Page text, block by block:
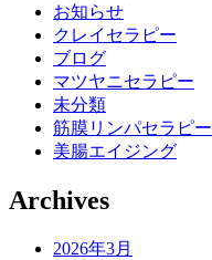
お知らせ
クレイセラピー
ブログ
マツヤニセラピー
未分類
筋膜リンパセラピー
美腸エイジング
Archives
2026年3月